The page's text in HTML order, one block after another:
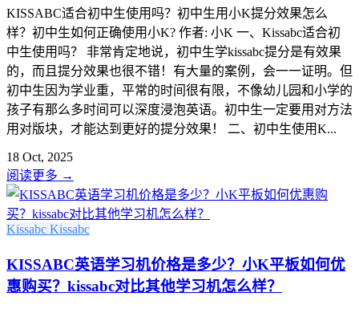
KISSABC适合初中生使用吗？初中生用小K提分效果怎么
样？初中生如何正确使用小K? 作者: 小K 一、Kissabc适合初
中生使用吗？ 非常肯定地说，初中生学kissabc提分是有效果
的，而且提分效果也很不错！有大量的案例，会一一证明。但
初中生因为学业重，平常的时间很有限，不像幼儿园和小学的
孩子有那么多时间可以深度浸泡英语。初中生一定要用对方法
用对版块，才能达到更好的提分效果！ 二、初中生使用K...
18 Oct, 2025
阅读更多 →
Kissabc Kissabc
KISSABC英语学习机价格是多少？小K平板如何优
惠购买？kissabc对比其他学习机怎么样？